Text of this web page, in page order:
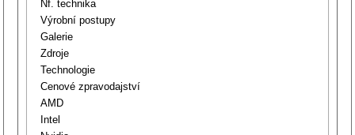
Nf. technika
Výrobní postupy
Galerie
Zdroje
Technologie
Cenové zpravodajství
AMD
Intel